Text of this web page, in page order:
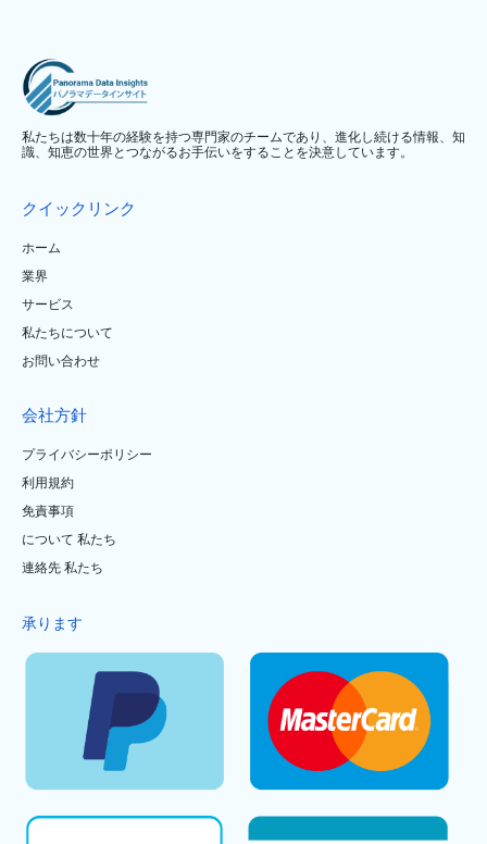
私たちは数十年の経験を持つ専門家のチームであり、進化し続ける情報、知
識、知恵の世界とつながるお手伝いをすることを決意しています。
クイックリンク
ホーム
業界
サービス
私たちについて
お問い合わせ
会社方針
プライバシーポリシー
利用規約
免責事項
について 私たち
連絡先 私たち
承ります